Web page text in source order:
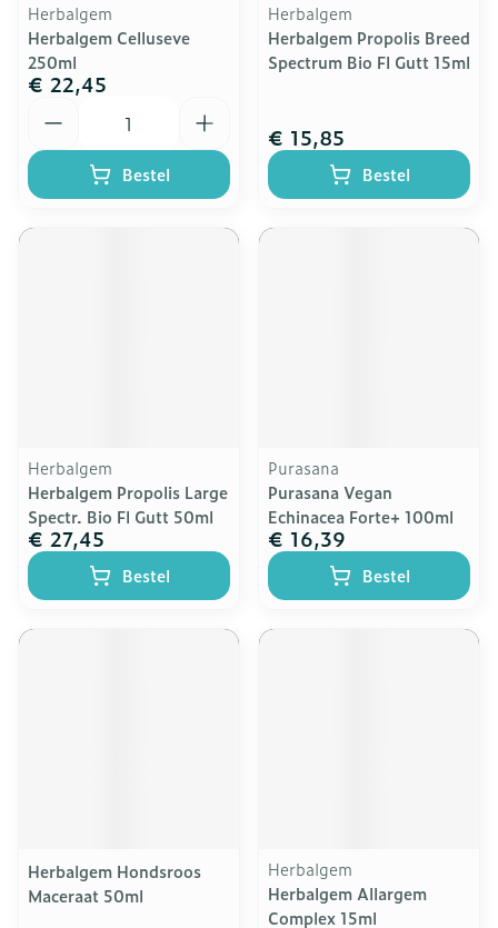
Herbalgem
Herbalgem Celluseve
250ml
€ 22,45
Bestel
Herbalgem
Herbalgem Propolis Breed
Spectrum Bio Fl Gutt 15ml
€ 15,85
Bestel
Herbalgem
Herbalgem Propolis Large
Spectr. Bio Fl Gutt 50ml
€ 27,45
Bestel
Purasana
Purasana Vegan
Echinacea Forte+ 100ml
€ 16,39
Bestel
Herbalgem Hondsroos
Maceraat 50ml
Herbalgem
Herbalgem Allargem
Complex 15ml